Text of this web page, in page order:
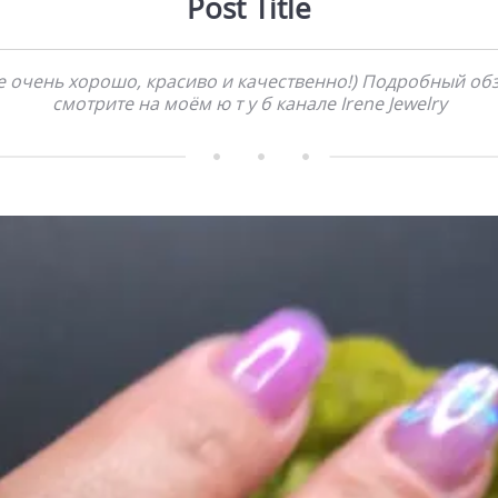
очень хорошо, красиво и качественно!) Подробный
смотрите на моём ю т у б канале Irene Jewelry